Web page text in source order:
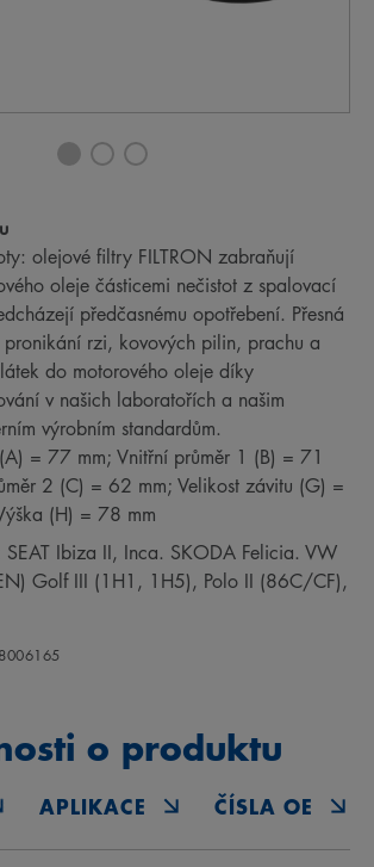
olejové filtry FILTRON zabraňují
oleje částicemi nečistot z spalovací
předčasnému opotřebení. Přesná
rzi, kovových pilin, prachu a
do motorového oleje díky
v našich laboratořích a našim
výrobním standardům.
= 77 mm; Vnitřní průměr 1 (B) = 71
2 (C) = 62 mm; Velikost závitu (G) =
(H) = 78 mm
Ibiza II, Inca. SKODA Felicia. VW
Golf III (1H1, 1H5), Polo II (86C/CF),
o produktu
APLIKACE ČÍSLA OE